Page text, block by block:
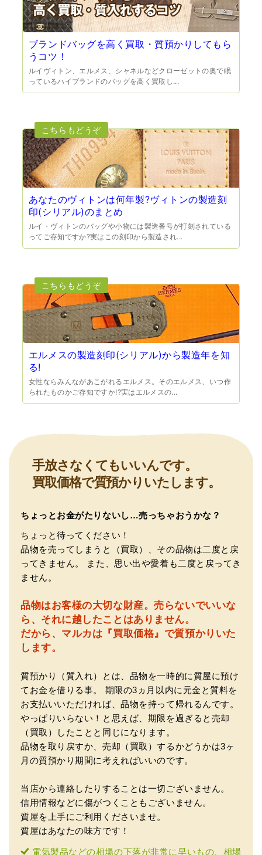
（大阪府門真市）他店ではメール見積もりの時点で数千
円〜1万程度の見積もりでしたが、こちらのメールでの見積
もりは倍以上ちがうので利用させて頂きました。 対応も丁
寧で良かったです。
なく安心して任せられました。 ありがとうございます。
（兵庫県宝塚市）預かって頂くときに持っていた方の宝石
も見て頂く事が出き、購入した商品の価値をいろいろ教え
（大阪府池田市）とても親切で丁寧な対応に感激いたしま
した。質屋さんはわりと利用して(主に中古品の購入)慣れて
いましたが、今までの質屋さんとは全く違う、とても良い
印象でした。何度でも伺いたくなりました。この度は、本
当にありがとうございました。
（豊中市西泉丘）初めて利用しましたが、とても親切丁寧
に査定をして頂き思いもよらない価格をいただきました。
正直他店の倍以上で驚きました。また機会があれば利用し
ます。
（大阪府東大阪市）ネットを見て安心できるお店であると
感じて飛び込みで訪問。飛びこみにも関わらず、とても親
ブランドバッグを高く買取・質預かりしてもら
うコツ！
ルイヴィトン、エルメス、シャネルなどクローゼットの奥で眠
っているハイブランドのバッグを高く買取し...
あなたのヴィトンは何年製?ヴィトンの製造刻
印(シリアル)のまとめ
ルイ・ヴィトンのバッグや小物には製造番号が打刻されている
ってご存知ですか?実はこの刻印から製造され...
エルメスの製造刻印(シリアル)から製造年を知
る!
女性ならみんながあこがれるエルメス。そのエルメス、いつ作
られたものかご存知ですか!?実はエルメスの...
手放さなくてもいいんです。
買取価格で質預かりいたします。
ちょっとお金がたりないし…売っちゃおうかな？
ちょっと待ってください！
品物を売ってしまうと（買取）、その品物は二度と戻
ってきません。
また、思い出や愛着も二度と戻ってき
ません。
品物はお客様の大切な財産。売らないでいいな
ら、それに越したことはありません。
だから、マルカは『買取価格』で質預かりいた
します。
質預かり（質入れ）とは、品物を一時的に質屋に預け
てお金を借りる事。
期限の3ヵ月以内に元金と質料を
お支払いいただければ、品物を持って帰れるんです。
やっぱりいらない！と思えば、期限を過ぎると売却
（買取）したことと同じになります。
品物を取り戻すか、売却（買取）するかどうかは3ヶ
月の質預かり期間に考えればいいのです。
当店から連絡したりすることは一切ございません。
信用情報などに傷がつくこともございません。
質屋を上手にご利用くださいませ。
質屋はあなたの味方です！
電気製品などの相場の下落が非常に早いもの、相場